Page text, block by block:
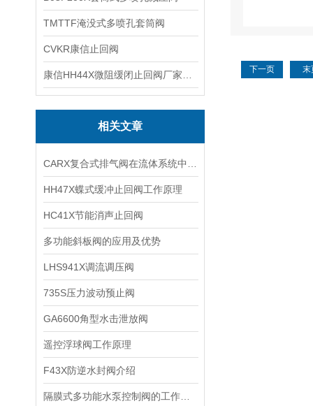
TMTTF淹没式多喷孔套筒阀
CVKR康信止回阀
相关文章
HH47X蝶式缓冲止回阀工作原理
HC41X节能消声止回阀
多功能斜板阀的应用及优势
LHS941X调流调压阀
735S压力波动预止阀
GA6600角型水击泄放阀
遥控浮球阀工作原理
F43X防逆水封阀介绍
下一页 末